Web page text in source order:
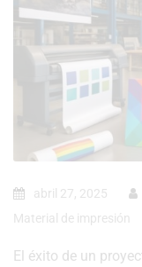
abril 27, 2025
Material de impresión
El éxito de un